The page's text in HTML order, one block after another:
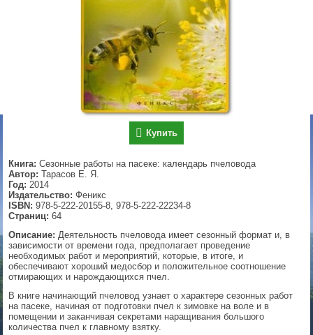
Купить
Книга: Сезонные работы на пасеке: календарь пчеловода
Автор: Тарасов Е. Я.
Год: 2014
Издательство: Феникс
ISBN: 978-5-222-20155-8, 978-5-222-22234-8
Страниц: 64
Описание: Деятельность пчеловода имеет сезонный формат и, в
зависимости от времени года, предполагает проведение
необходимых работ и мероприятий, которые, в итоге, и
обеспечивают хороший медосбор и положительное соотношение
отмирающих и нарождающихся пчел.
В книге начинающий пчеловод узнает о характере сезонных работ
на пасеке, начиная от подготовки пчел к зимовке на воле и в
помещении и заканчивая секретами наращивания большого
количества пчел к главному взятку.
▼
▼
▼